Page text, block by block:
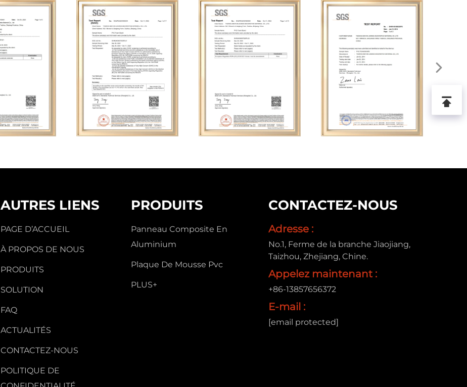
AUTRES LIENS
PAGE D’ACCUEIL
À PROPOS DE NOUS
PRODUITS
SOLUTION
FAQ
ACTUALITÉS
CONTACTEZ-NOUS
POLITIQUE DE
PRODUITS
Panneau Composite En
Aluminium
Plaque De Mousse Pvc
PLUS+
CONTACTEZ-NOUS
Adresse :
No.1, Ferme de la branche Jiaojiang,
Taizhou, Zhejiang, Chine.
Appelez maintenant :
+86-13857656372
E-mail :
[email protected]